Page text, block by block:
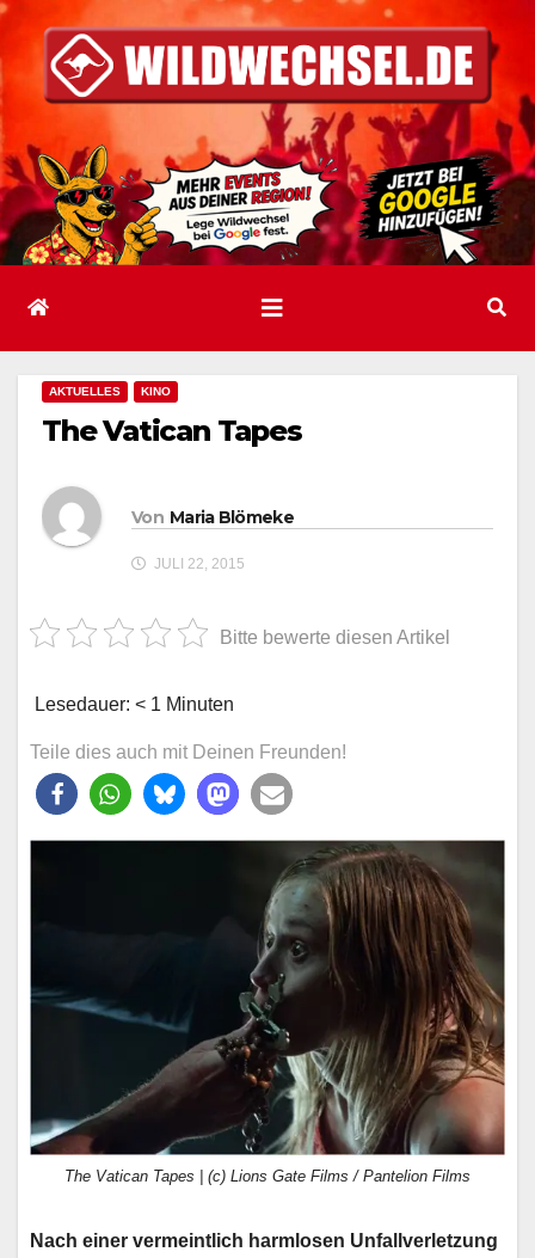
Inhalt
springen
AKTUELLES KINO
The Vatican Tapes
Von Maria Blömeke
JULI 22, 2015
Bitte bewerte diesen Artikel
Lesedauer: < 1 Minuten
Teile dies auch mit Deinen Freunden!
The Vatican Tapes | (c) Lions Gate Films / Pantelion Films
Nach einer vermeintlich harmlosen Unfallverletzung